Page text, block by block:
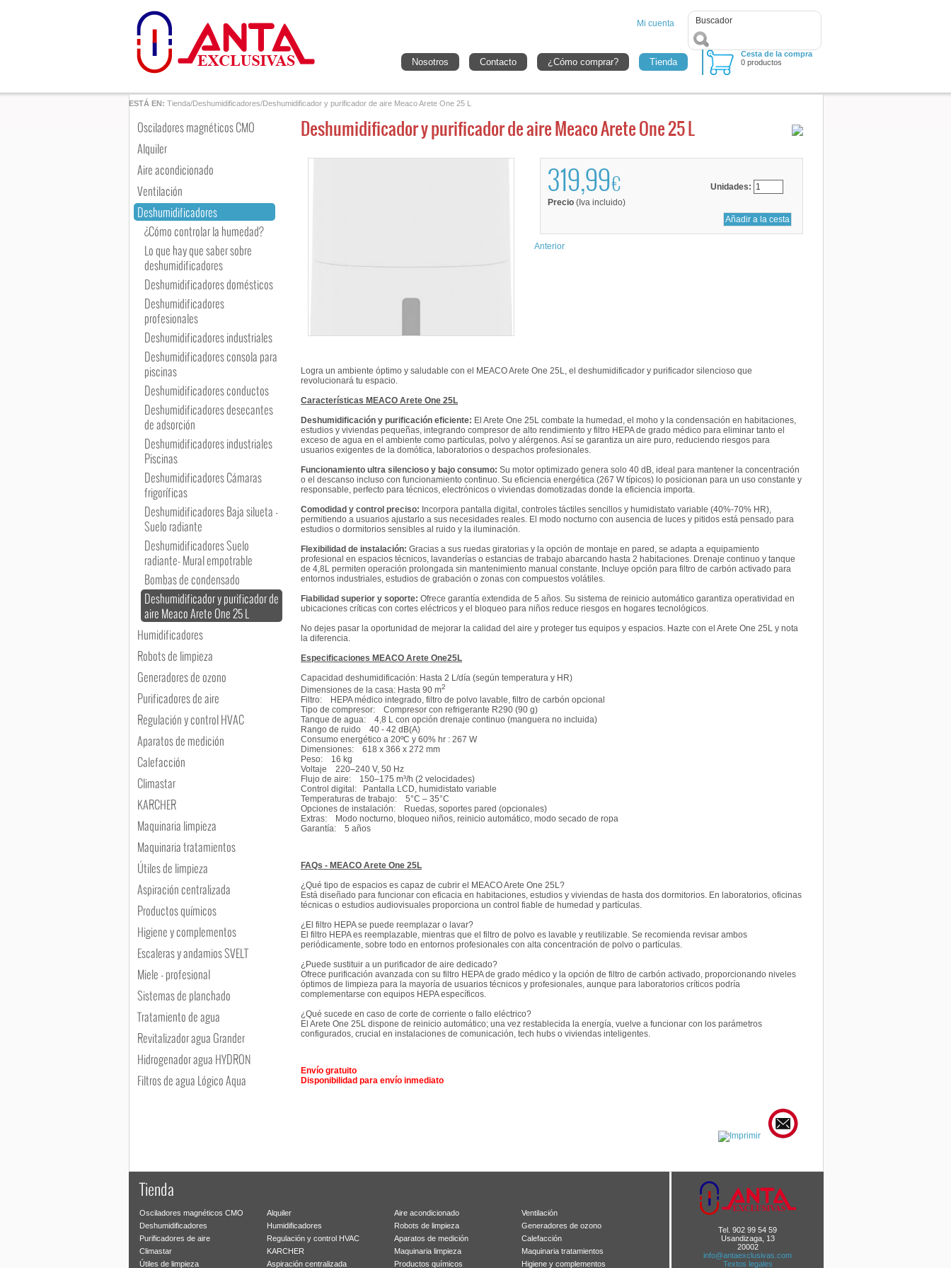
Nosotros Contacto ¿Cómo comprar? Tienda
ESTÁ EN: Tienda/Deshumidificadores/Deshumidificador y purificador de aire Meaco Arete One 25 L
Mi cuenta
Cesta de la compra
0 productos
Osciladores magnéticos CMO
Alquiler
Aire acondicionado
Ventilación
Deshumidificadores
¿Cómo controlar la humedad?
Lo que hay que saber sobre
deshumidificadores
Deshumidificadores domésticos
Deshumidificadores
profesionales
Deshumidificadores industriales
Deshumidificadores consola para
piscinas
Deshumidificadores conductos
Deshumidificadores desecantes
de adsorción
Deshumidificadores industriales
Piscinas
Deshumidificadores Cámaras
frigoríficas
Deshumidificadores Baja silueta -
Suelo radiante
Deshumidificadores Suelo
radiante- Mural empotrable
Bombas de condensado
Deshumidificador y purificador de
aire Meaco Arete One 25 L
Humidificadores
Robots de limpieza
Generadores de ozono
Purificadores de aire
Regulación y control HVAC
Aparatos de medición
Calefacción
Climastar
KARCHER
Maquinaria limpieza
Maquinaria tratamientos
Útiles de limpieza
Aspiración centralizada
Productos químicos
Higiene y complementos
Escaleras y andamios SVELT
Miele - profesional
Sistemas de planchado
Tratamiento de agua
Revitalizador agua Grander
Hidrogenador agua HYDRON
Filtros de agua Lógico Aqua
Deshumidificador y purificador de aire Meaco Arete One 25 L
Precio (Iva incluido)
319,99€ Unidades:
Logra un ambiente óptimo y saludable con el MEACO Arete One 25L, el deshumidificador y purificador silencioso que
revolucionará tu espacio.
Características MEACO Arete One 25L
Deshumidificación y purificación eficiente: El Arete One 25L combate la humedad, el moho y la condensación en habitaciones,
estudios y viviendas pequeñas, integrando compresor de alto rendimiento y filtro HEPA de grado médico para eliminar tanto el
exceso de agua en el ambiente como partículas, polvo y alérgenos. Así se garantiza un aire puro, reduciendo riesgos para
usuarios exigentes de la domótica, laboratorios o despachos profesionales.
Funcionamiento ultra silencioso y bajo consumo: Su motor optimizado genera solo 40 dB, ideal para mantener la concentración
o el descanso incluso con funcionamiento continuo. Su eficiencia energética (267 W típicos) lo posicionan para un uso constante y
responsable, perfecto para técnicos, electrónicos o viviendas domotizadas donde la eficiencia importa.
Comodidad y control preciso: Incorpora pantalla digital, controles táctiles sencillos y humidistato variable (40%-70% HR),
permitiendo a usuarios ajustarlo a sus necesidades reales. El modo nocturno con ausencia de luces y pitidos está pensado para
estudios o dormitorios sensibles al ruido y la iluminación.
Flexibilidad de instalación: Gracias a sus ruedas giratorias y la opción de montaje en pared, se adapta a equipamiento
profesional en espacios técnicos, lavanderías o estancias de trabajo abarcando hasta 2 habitaciones. Drenaje continuo y tanque
de 4,8L permiten operación prolongada sin mantenimiento manual constante. Incluye opción para filtro de carbón activado para
entornos industriales, estudios de grabación o zonas con compuestos volátiles.
Fiabilidad superior y soporte: Ofrece garantía extendida de 5 años. Su sistema de reinicio automático garantiza operatividad en
ubicaciones críticas con cortes eléctricos y el bloqueo para niños reduce riesgos en hogares tecnológicos.
No dejes pasar la oportunidad de mejorar la calidad del aire y proteger tus equipos y espacios. Hazte con el Arete One 25L y nota
la diferencia.
Especificaciones MEACO Arete One25L
Capacidad deshumidificación: Hasta 2 L/día (según temperatura y HR)
Dimensiones de la casa: Hasta 90 m2
Filtro: HEPA médico integrado, filtro de polvo lavable, filtro de carbón opcional
Tipo de compresor: Compresor con refrigerante R290 (90 g)
Tanque de agua: 4,8 L con opción drenaje continuo (manguera no incluida)
Rango de ruido 40 - 42 dB(A)
Consumo energético a 20ºC y 60% hr : 267 W
Dimensiones: 618 x 366 x 272 mm
Peso: 16 kg
Voltaje 220–240 V, 50 Hz
Flujo de aire: 150–175 m³/h (2 velocidades)
Control digital: Pantalla LCD, humidistato variable
Temperaturas de trabajo: 5°C – 35°C
Opciones de instalación: Ruedas, soportes pared (opcionales)
Extras: Modo nocturno, bloqueo niños, reinicio automático, modo secado de ropa
Garantía: 5 años
FAQs - MEACO Arete One 25L
¿Qué tipo de espacios es capaz de cubrir el MEACO Arete One 25L?
Está diseñado para funcionar con eficacia en habitaciones, estudios y viviendas de hasta dos dormitorios. En laboratorios, oficinas
técnicas o estudios audiovisuales proporciona un control fiable de humedad y partículas.
¿El filtro HEPA se puede reemplazar o lavar?
El filtro HEPA es reemplazable, mientras que el filtro de polvo es lavable y reutilizable. Se recomienda revisar ambos
periódicamente, sobre todo en entornos profesionales con alta concentración de polvo o partículas.
¿Puede sustituir a un purificador de aire dedicado?
Ofrece purificación avanzada con su filtro HEPA de grado médico y la opción de filtro de carbón activado, proporcionando niveles
óptimos de limpieza para la mayoría de usuarios técnicos y profesionales, aunque para laboratorios críticos podría
complementarse con equipos HEPA específicos.
¿Qué sucede en caso de corte de corriente o fallo eléctrico?
El Arete One 25L dispone de reinicio automático; una vez restablecida la energía, vuelve a funcionar con los parámetros
configurados, crucial en instalaciones de comunicación, tech hubs o viviendas inteligentes.
Envío gratuito
Disponibilidad para envío inmediato
Anterior
Tienda
Osciladores magnéticos CMO Alquiler Aire acondicionado
Ventilación
Deshumidificadores
Humidificadores Robots de limpieza
Generadores de ozono
Purificadores de aire
Regulación y control HVAC Aparatos de medición
Calefacción
Climastar
KARCHER Maquinaria limpieza
Maquinaria tratamientos
Útiles de limpieza
Aspiración centralizada Productos químicos Higiene y complementos
Tel. 902 99 54 59
Usandizaga, 13
20002
info@antaexclusivas.com
Textos legales